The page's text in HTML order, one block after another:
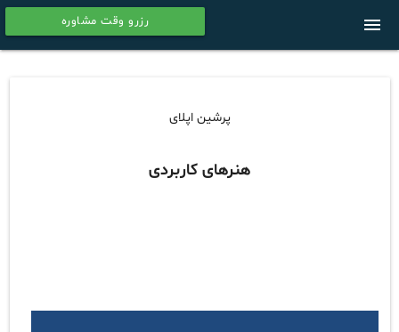
رزرو وقت مشاوره menu
پرشین اپلای
هنرهای کاربردی